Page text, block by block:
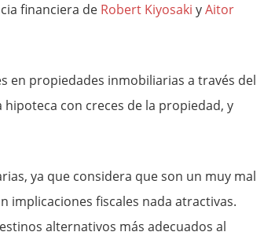
financiera de Robert Kiyosaki yAitor
en propiedades inmobiliarias a través del
con creces de la propiedad, y
ya que considera que son un muy mal
implicaciones fiscales nada atractivas.
alternativos más adecuados al